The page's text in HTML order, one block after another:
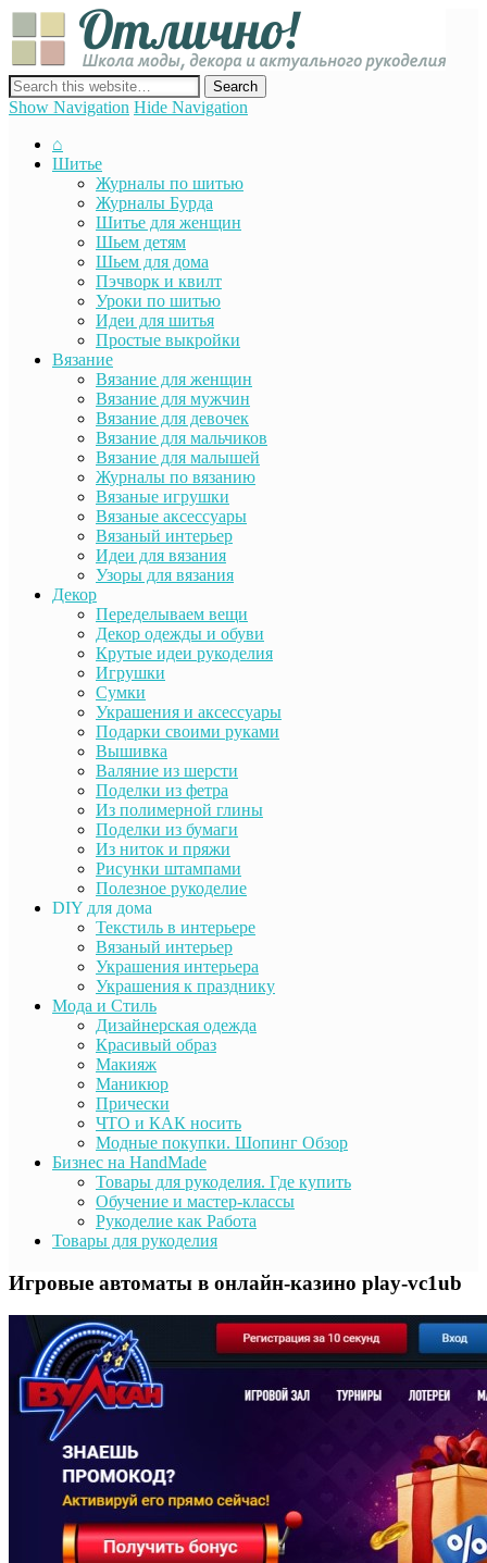
сайт о декоре, дизайне и моде, вязании, шитье и других видах
рукоделия
Show Navigation Hide Navigation
⌂
Шитье
Журналы по шитью
Журналы Бурда
Шитье для женщин
Шьем детям
Шьем для дома
Пэчворк и квилт
Уроки по шитью
Идеи для шитья
Простые выкройки
Вязание
Вязание для женщин
Вязание для мужчин
Вязание для девочек
Вязание для мальчиков
Вязание для малышей
Журналы по вязанию
Вязаные игрушки
Вязаные аксессуары
Вязаный интерьер
Идеи для вязания
Узоры для вязания
Декор
Переделываем вещи
Декор одежды и обуви
Крутые идеи рукоделия
Игрушки
Сумки
Украшения и аксессуары
Подарки своими руками
Вышивка
Валяние из шерсти
Поделки из фетра
Из полимерной глины
Поделки из бумаги
Из ниток и пряжи
Рисунки штампами
Полезное рукоделие
DIY для дома
Текстиль в интерьере
Вязаный интерьер
Украшения интерьера
Украшения к празднику
Мода и Стиль
Дизайнерская одежда
Красивый образ
Макияж
Маникюр
Прически
ЧТО и КАК носить
Модные покупки. Шопинг Обзор
Бизнес на HandMade
Товары для рукоделия. Где купить
Обучение и мастер-классы
Рукоделие как Работа
Товары для рукоделия
Игровые автоматы в онлайн-казино play-vc1ub